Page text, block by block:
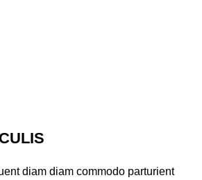
diam diam commodo parturient